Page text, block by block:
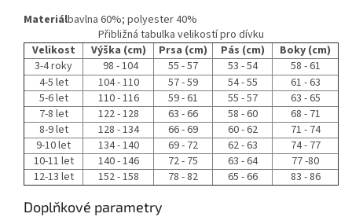
Materiálbavlna 60%; polyester 40%
Přibližná tabulka velikostí pro dívku
Velikost
Výška (cm) Prsa (cm) Pás (cm)
Boky (cm)
3-4 roky
98 - 104 55 - 57 53 - 54
58 - 61
4-5 let
104 - 110 57 - 59 54 - 55
61 - 63
5-6 let
110 - 116 59 - 61 55 - 57
63 - 65
7-8 let
122 - 128 63 - 66 58 - 60
68 - 71
8-9 let
128 - 134 66 - 69 60 - 62
71 - 74
9-10 let
134 - 140 69 - 72 62 - 63
74 - 77
10-11 let
140 - 146 72 - 75 63 - 64
77 -80
12-13 let
152 - 158 78 - 82 65 - 66 83 - 86
Doplňkové parametry